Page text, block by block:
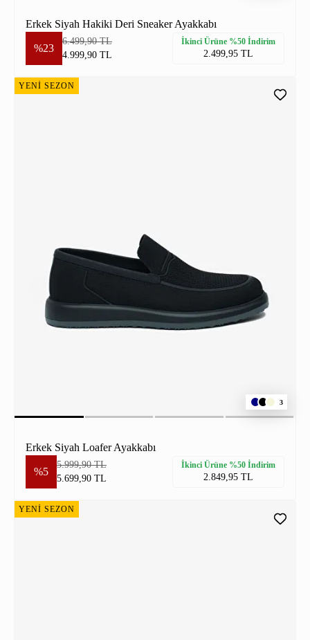
Erkek Siyah Hakiki Deri Sneaker Ayakkabı
%23
6.499,90 TL
4.999,90 TL
İkinci Ürüne %50 İndirim
2.499,95 TL
YENİ SEZON
3
Erkek Siyah Loafer Ayakkabı
%5
5.999,90 TL
5.699,90 TL
İkinci Ürüne %50 İndirim
2.849,95 TL
YENİ SEZON